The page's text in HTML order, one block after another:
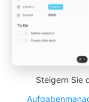
Steigern Sie